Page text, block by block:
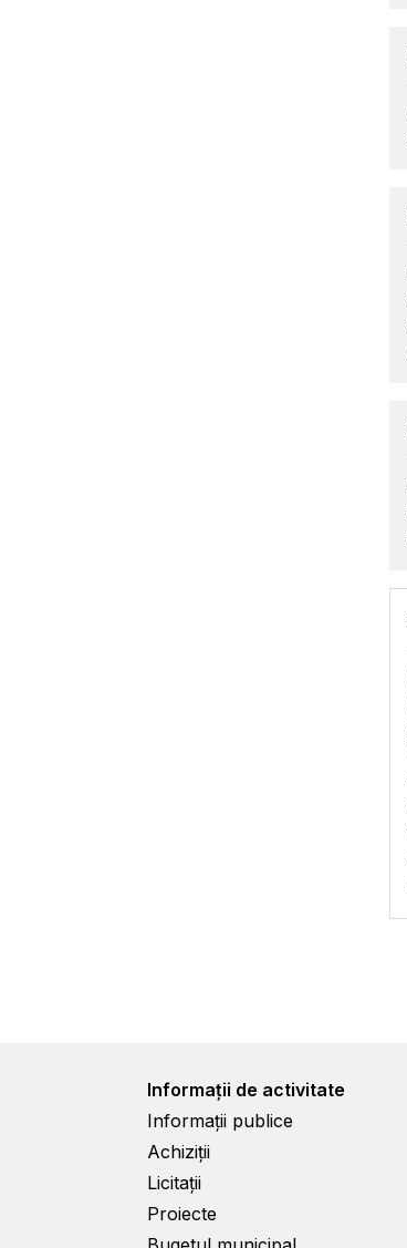
Informații de activitate
Informații publice
Achiziții
Licitații
Proiecte